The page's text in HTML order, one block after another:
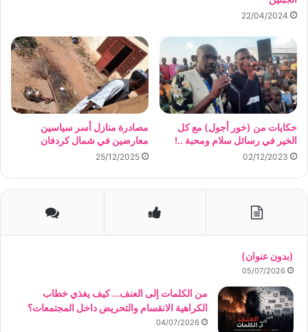
22/04/2024
حكايات من (خور أجول) مع كل
الخير في رسائل سلام ومحبة ..!
02/12/2023
مصادرة منازل أسر سياسين
معارضين في شمال كردفان
25/12/2025
(بدون عنوان)
05/07/2026
من الكلمات إلى العنف… كيف يغذي خطاب
الكراهية الانقسام والتحريض داخل المجتمعات؟
04/07/2026